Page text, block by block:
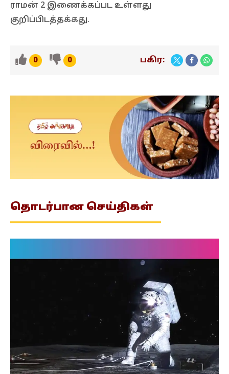
ராமன் 2 இணைக்கப்பட உள்ளது
குறிப்பிடத்தக்கது.
0 0 பகிர:
தொடர்பான செய்திகள்